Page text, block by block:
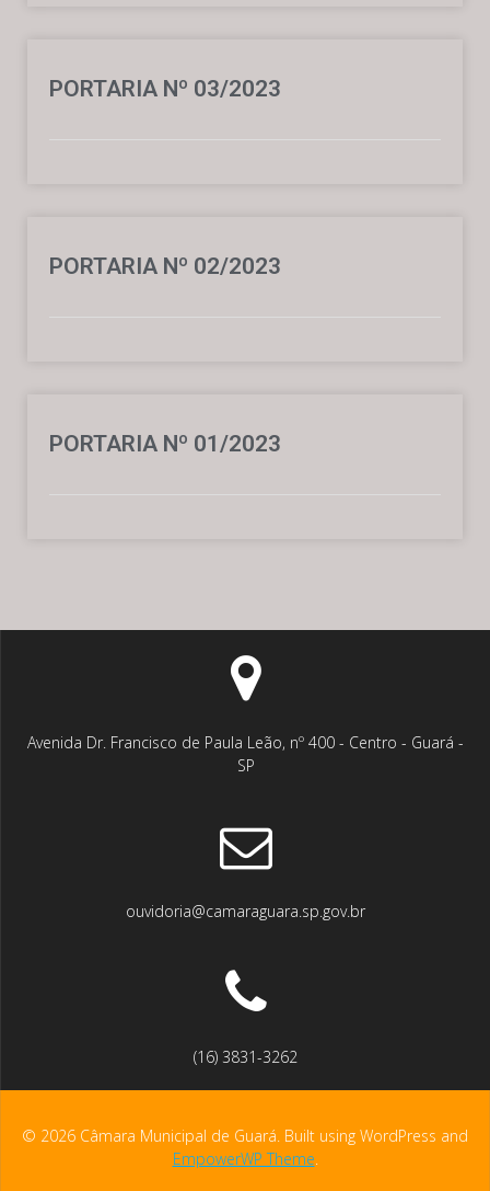
PORTARIA Nº 03/2023
PORTARIA Nº 02/2023
PORTARIA Nº 01/2023
Avenida Dr. Francisco de Paula Leão, nº 400 - Centro - Guará -
SP
ouvidoria@camaraguara.sp.gov.br
(16) 3831-3262
© 2026 Câmara Municipal de Guará. Built using WordPress and
EmpowerWP Theme.